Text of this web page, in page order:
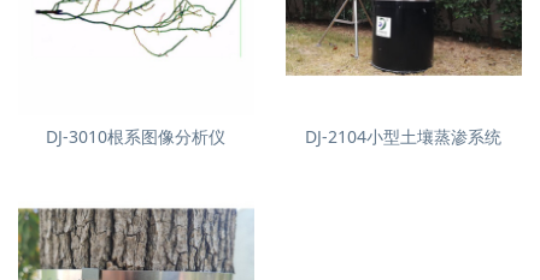
DJ-2104小型土壤蒸渗系统
DJ-3010根系图像分析仪